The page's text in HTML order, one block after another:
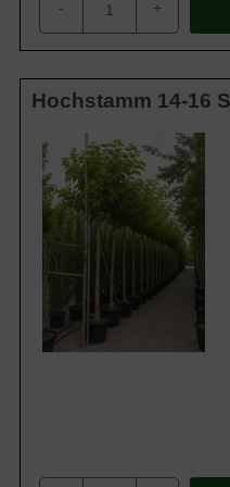
von 8 bis 10 Metern und
seiner Kronenform einen
Gärtner mit einem
Der Stamm der
Furchen gezeichnet
Der Stamm des Weißen
zumeist knorrig und leicht
tiefen Längsfurchen
robust. Im
Frischtrieben wirkt er eher
- +
Hochstamm 14-16